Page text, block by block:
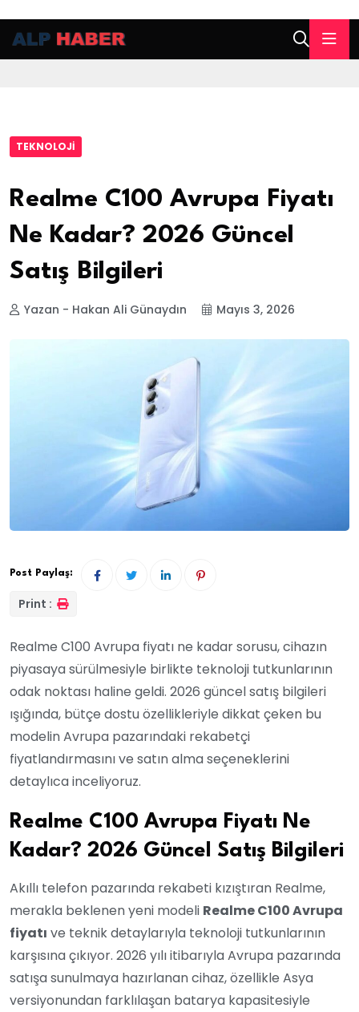
TEKNOLOJI
Realme C100 Avrupa Fiyatı
Ne Kadar? 2026 Güncel
Satış Bilgileri
Yazan - Hakan Ali Günaydın Mayıs 3, 2026
Post Paylaş:
Print :
Realme C100 Avrupa fiyatı ne kadar sorusu, cihazın
piyasaya sürülmesiyle birlikte teknoloji tutkunlarının
odak noktası haline geldi. 2026 güncel satış bilgileri
ışığında, bütçe dostu özellikleriyle dikkat çeken bu
modelin Avrupa pazarındaki rekabetçi
fiyatlandırmasını ve satın alma seçeneklerini
detaylıca inceliyoruz.
Realme C100 Avrupa Fiyatı Ne
Kadar? 2026 Güncel Satış Bilgileri
Akıllı telefon pazarında rekabeti kızıştıran Realme,
merakla beklenen yeni modeli Realme C100 Avrupa
fiyatı ve teknik detaylarıyla teknoloji tutkunlarının
karşısına çıkıyor. 2026 yılı itibarıyla Avrupa pazarında
satışa sunulmaya hazırlanan cihaz, özellikle Asya
versiyonundan farklılaşan batarya kapasitesiyle